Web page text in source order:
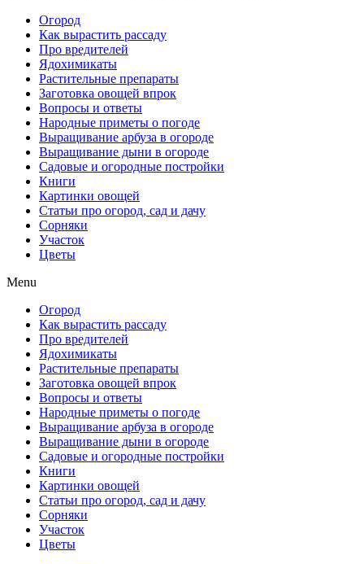
Огород
Как вырастить рассаду
Про вредителей
Ядохимикаты
Растительные препараты
Заготовка овощей впрок
Вопросы и ответы
Народные приметы о погоде
Выращивание арбуза в огороде
Выращивание дыни в огороде
Садовые и огородные постройки
Книги
Картинки овощей
Статьи про огород, сад и дачу
Сорняки
Участок
Цветы
Menu
Огород
Как вырастить рассаду
Про вредителей
Ядохимикаты
Растительные препараты
Заготовка овощей впрок
Вопросы и ответы
Народные приметы о погоде
Выращивание арбуза в огороде
Выращивание дыни в огороде
Садовые и огородные постройки
Книги
Картинки овощей
Статьи про огород, сад и дачу
Сорняки
Участок
Цветы